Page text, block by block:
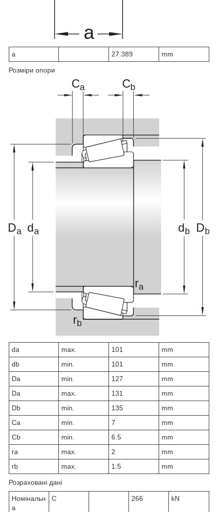
a 27.389 mm
Розміри опори
da max. 101
mm
db min. 101
mm
Da min. 127
mm
Da max. 131
mm
Db min. 135
mm
Ca min. 7
mm
Cb min. 6.5
mm
ra max. 2
mm
rb max. 1.5 mm
Розраховані дані
Номінальн
а
C 266 kN